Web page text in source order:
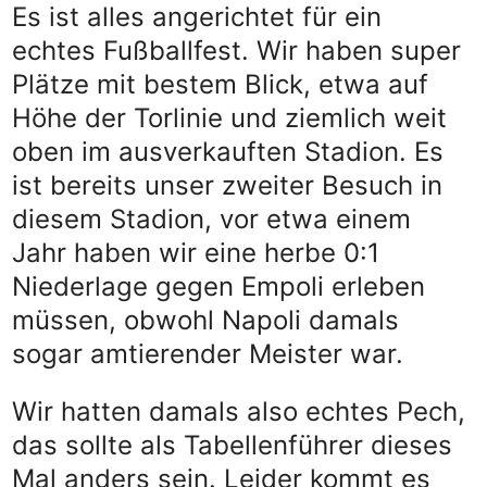
Es ist alles angerichtet für ein
echtes Fußballfest. Wir haben super
Plätze mit bestem Blick, etwa auf
Höhe der Torlinie und ziemlich weit
oben im ausverkauften Stadion. Es
ist bereits unser zweiter Besuch in
diesem Stadion, vor etwa einem
Jahr haben wir eine herbe 0:1
Niederlage gegen Empoli erleben
müssen, obwohl Napoli damals
sogar amtierender Meister war.
Wir hatten damals also echtes Pech,
das sollte als Tabellenführer dieses
Mal anders sein. Leider kommt es